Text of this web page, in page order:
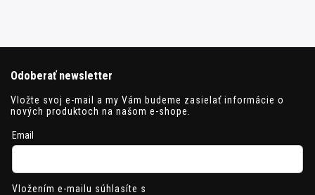
Odoberať newsletter
Vložte svoj e-mail a my Vám budeme zasielať informácie o
nových produktoch na našom e-shope.
Email
Vložením e-mailu súhlasíte s